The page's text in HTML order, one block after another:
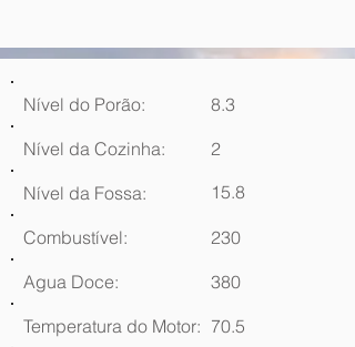
Nível do Porão:
8.3
Nível da Cozinha:
2
Nível da Fossa:
15.8
Combustível:
230
Agua Doce:
380
Temperatura do Motor: 70.5